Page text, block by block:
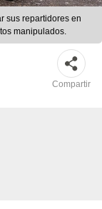
sus repartidores en
manipulados.
Compartir